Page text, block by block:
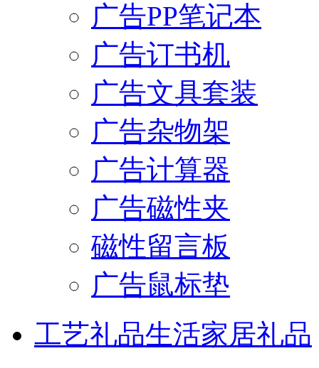
广告PP笔记本
广告订书机
广告文具套装
广告杂物架
广告计算器
广告磁性夹
磁性留言板
广告鼠标垫
工艺礼品生活家居礼品